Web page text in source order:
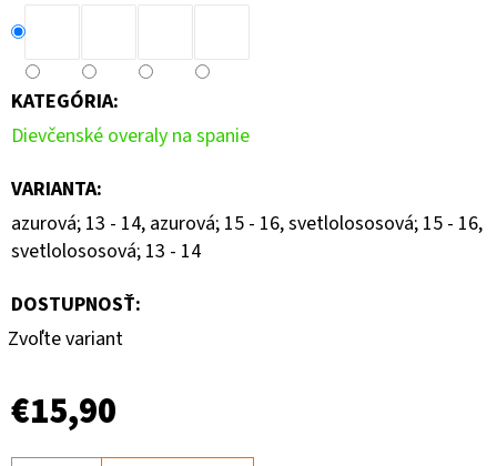
KATEGÓRIA:
Dievčenské overaly na spanie
VARIANTA:
azurová; 13 - 14, azurová; 15 - 16, svetlolososová; 15 - 16,
svetlolososová; 13 - 14
DOSTUPNOSŤ:
Zvoľte variant
€15,90